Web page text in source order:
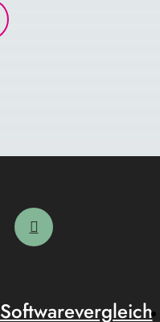
Softwarevergleich